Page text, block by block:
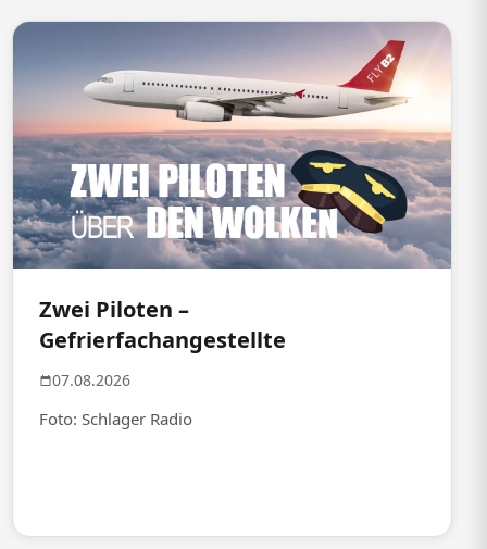
Zwei Piloten –
Gefrierfachangestellte
07.08.2026
Foto: Schlager Radio